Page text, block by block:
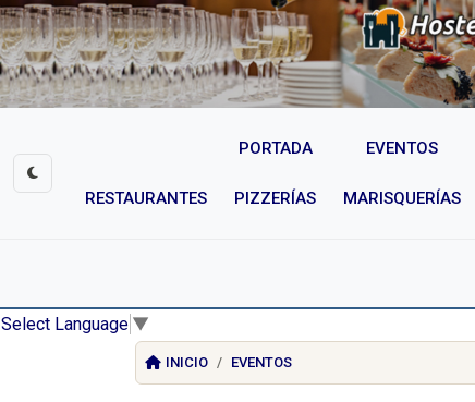
PORTADA EVENTOS
RESTAURANTES PIZZERÍAS MARISQUERÍAS
Select Language ▼
INICIO EVENTOS